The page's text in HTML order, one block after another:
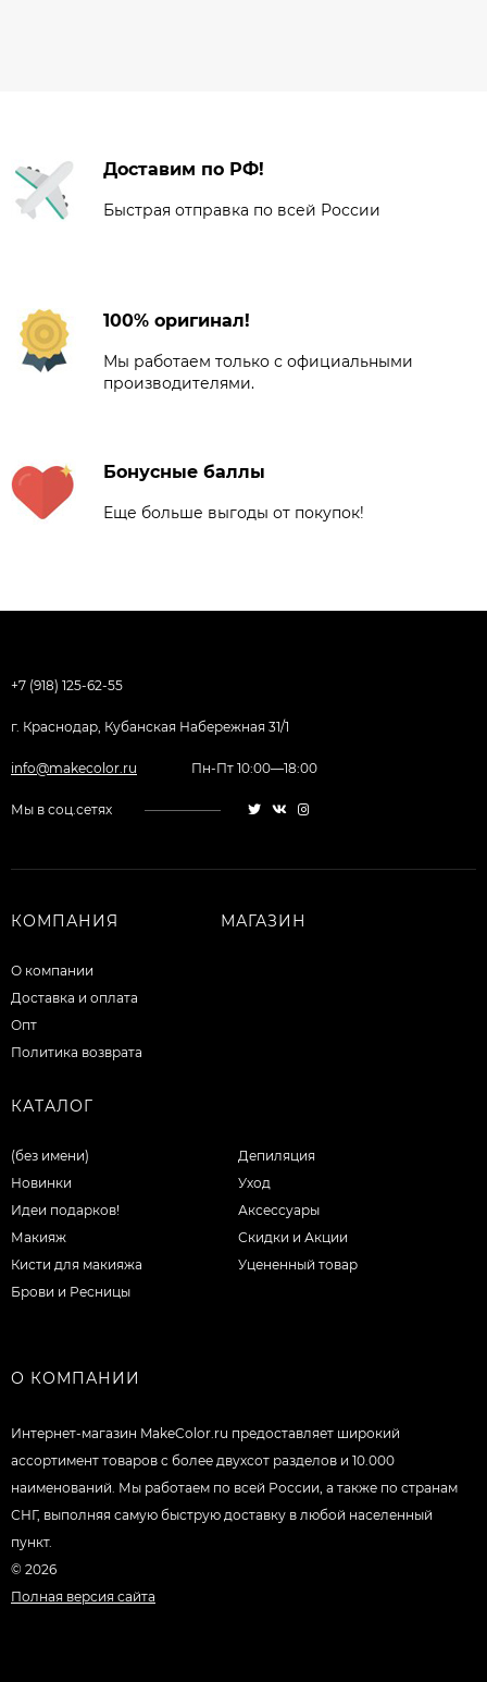
Доставим по РФ!
Быстрая отправка по всей России
100% оригинал!
Мы работаем только с официальными
производителями.
Бонусные баллы
Еще больше выгоды от покупок!
+7 (918) 125-62-55
г. Краснодар, Кубанская Набережная 31/1
info@makecolor.ru Пн-Пт 10:00—18:00
Мы в соц.сетях
КОМПАНИЯ
О компании
Доставка и оплата
Опт
Политика возврата
МАГАЗИН
КАТАЛОГ
(без имени)
Новинки
Идеи подарков!
Макияж
Кисти для макияжа
Брови и Ресницы
Депиляция
Уход
Аксессуары
Скидки и Акции
Уцененный товар
О КОМПАНИИ
Интернет-магазин MakeColor.ru предоставляет широкий
ассортимент товаров c более двухсот разделов и 10.000
наименований. Мы работаем по всей России, а также по странам
СНГ, выполняя самую быструю доставку в любой населенный
пункт.
© 2026
Полная версия сайта